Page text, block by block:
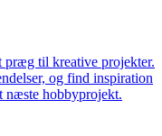
præg til kreative projekter.
og find inspiration
næste hobbyprojekt.